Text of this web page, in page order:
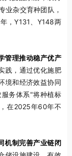
业杂交育种团队，
，Y131、Y148两
管理推动稳产优产
践，通过优化施肥
境和经济效益协同
务体系"将种植标
在2025年60年不
机制完善产业链闭